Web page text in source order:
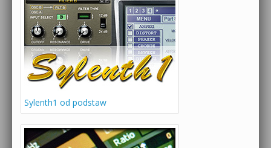
Sylenth1 od podstaw